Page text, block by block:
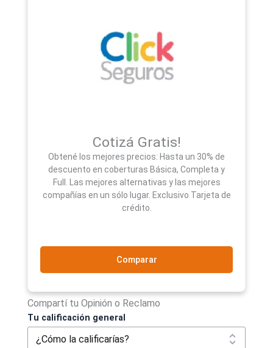
Cotizá Gratis!
Obtené los mejores precios: Hasta un 30% de
descuento en coberturas Básica, Completa y
Full. Las mejores alternativas y las mejores
compañías en un sólo lugar. Exclusivo Tarjeta de
crédito.
Comparar
Compartí tu Opinión o Reclamo
Tu calificación general